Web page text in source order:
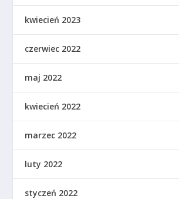
kwiecień 2023
czerwiec 2022
maj 2022
kwiecień 2022
marzec 2022
luty 2022
styczeń 2022